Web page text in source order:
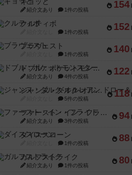
154
紹介文あり 1件の投稿
152
クルティボ
1件の投稿
140
ブラヴェスト
1件の投稿
122
ドブル：ポケットモンスター
紹介文あり 4件の投稿
118
ジャンヌ・ダルク-オルレアン ドロー＆ライト
5件の投稿
94
ファースト・イン・フライト
紹介文あり 3件の投稿
88
ダイススローン
1件の投稿
80
ガルフストライク
紹介文あり 1件の投稿